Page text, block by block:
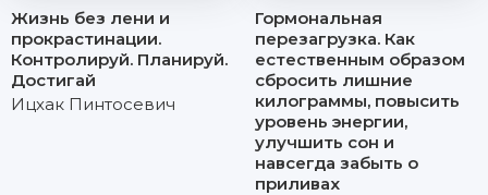
Жизнь без лени и
прокрастинации.
Контролируй. Планируй.
Достигай
Ицхак Пинтосевич
Гормональная
перезагрузка. Как
естественным образом
сбросить лишние
килограммы, повысить
уровень энергии,
улучшить сон и
навсегда забыть о
приливах